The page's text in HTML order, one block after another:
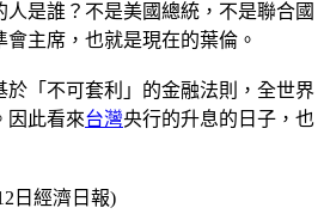
是誰？不是美國總統，不是聯合國
主席，也就是現在的葉倫。
「不可套利」的金融法則，全世界
因此看來台灣央行的升息的日子，也
日經濟日報)